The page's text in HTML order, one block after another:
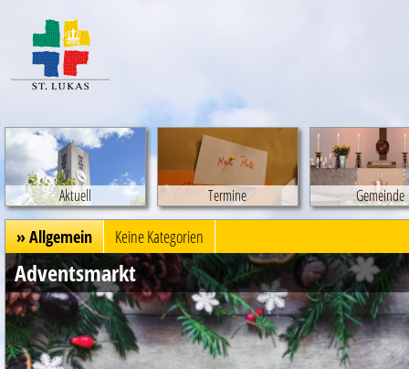
Aktuell Termine Gemeinde
» Allgemein Keine Kategorien
Adventsmarkt